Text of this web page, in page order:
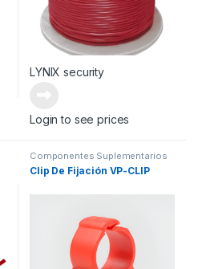
LYNIX security
Login to see prices
Componentes Suplementarios
Clip De Fijación VP-CLIP